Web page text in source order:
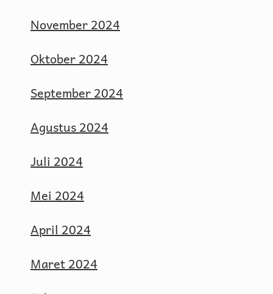
November 2024
Oktober 2024
September 2024
Agustus 2024
Juli 2024
Mei 2024
April 2024
Maret 2024